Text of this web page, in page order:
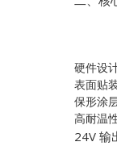
硬件设
表面贴
保形涂
高耐温
24V 输